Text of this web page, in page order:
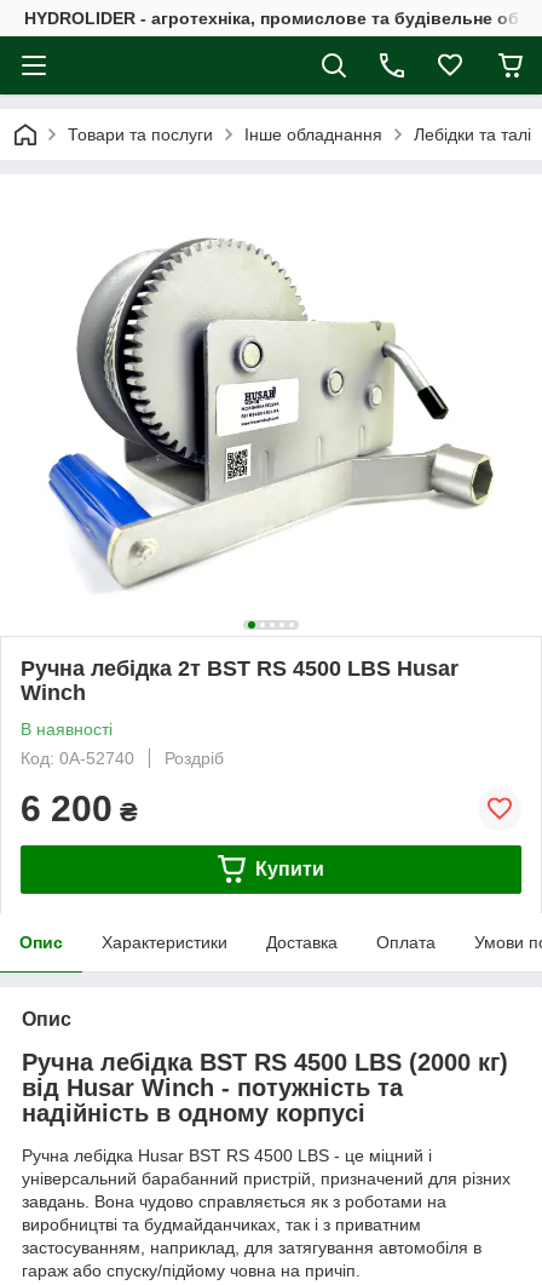
HYDROLIDER - агротехніка, промислове та будівельне
Товари та послуги Інше обладнання Лебідки та талі
Ручна лебідка 2т BST RS 4500 LBS Husar
Winch
В наявності
Код: 0А-52740
Роздріб
6 200 ₴
Купити
Опис Характеристики Доставка Оплата Умови
Опис
Ручна лебідка BST RS 4500 LBS (2000 кг)
від Husar Winch - потужність та
надійність в одному корпусі
Ручна лебідка Husar BST RS 4500 LBS - це міцний і
універсальний барабанний пристрій, призначений для різних
завдань. Вона чудово справляється як з роботами на
виробництві та будмайданчиках, так і з приватним
застосуванням, наприклад, для затягування автомобіля в
гараж або спуску/підйому човна на причіп.